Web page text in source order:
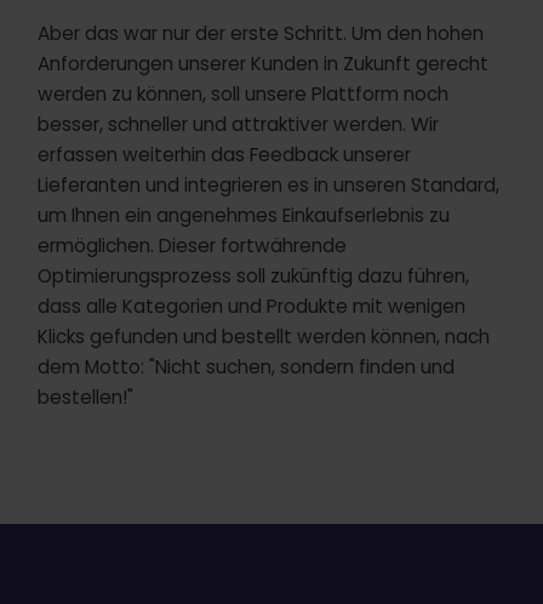
Aber das war nur der erste Schritt. Um den hohen
Anforderungen unserer Kunden in Zukunft gerecht
werden zu können, soll unsere Plattform noch
besser, schneller und attraktiver werden. Wir
erfassen weiterhin das Feedback unserer
Lieferanten und integrieren es in unseren Standard,
um Ihnen ein angenehmes Einkaufserlebnis zu
ermöglichen. Dieser fortwährende
Optimierungsprozess soll zukünftig dazu führen,
dass alle Kategorien und Produkte mit wenigen
Klicks gefunden und bestellt werden können, nach
dem Motto: "Nicht suchen, sondern finden und
bestellen!"